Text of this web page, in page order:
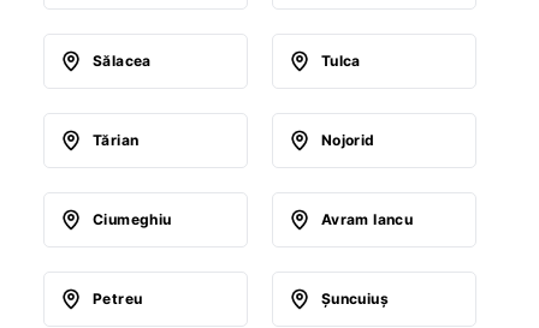
Sălacea Tulca
Tărian Nojorid
Ciumeghiu Avram Iancu
Petreu Şuncuiuş